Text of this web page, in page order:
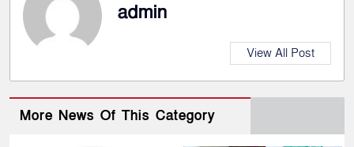
admin
View All Post
More News Of This Category